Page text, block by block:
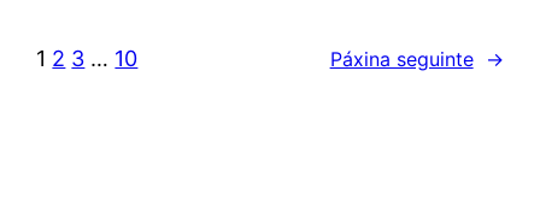
1 2 3 … 10 Páxina seguinte →